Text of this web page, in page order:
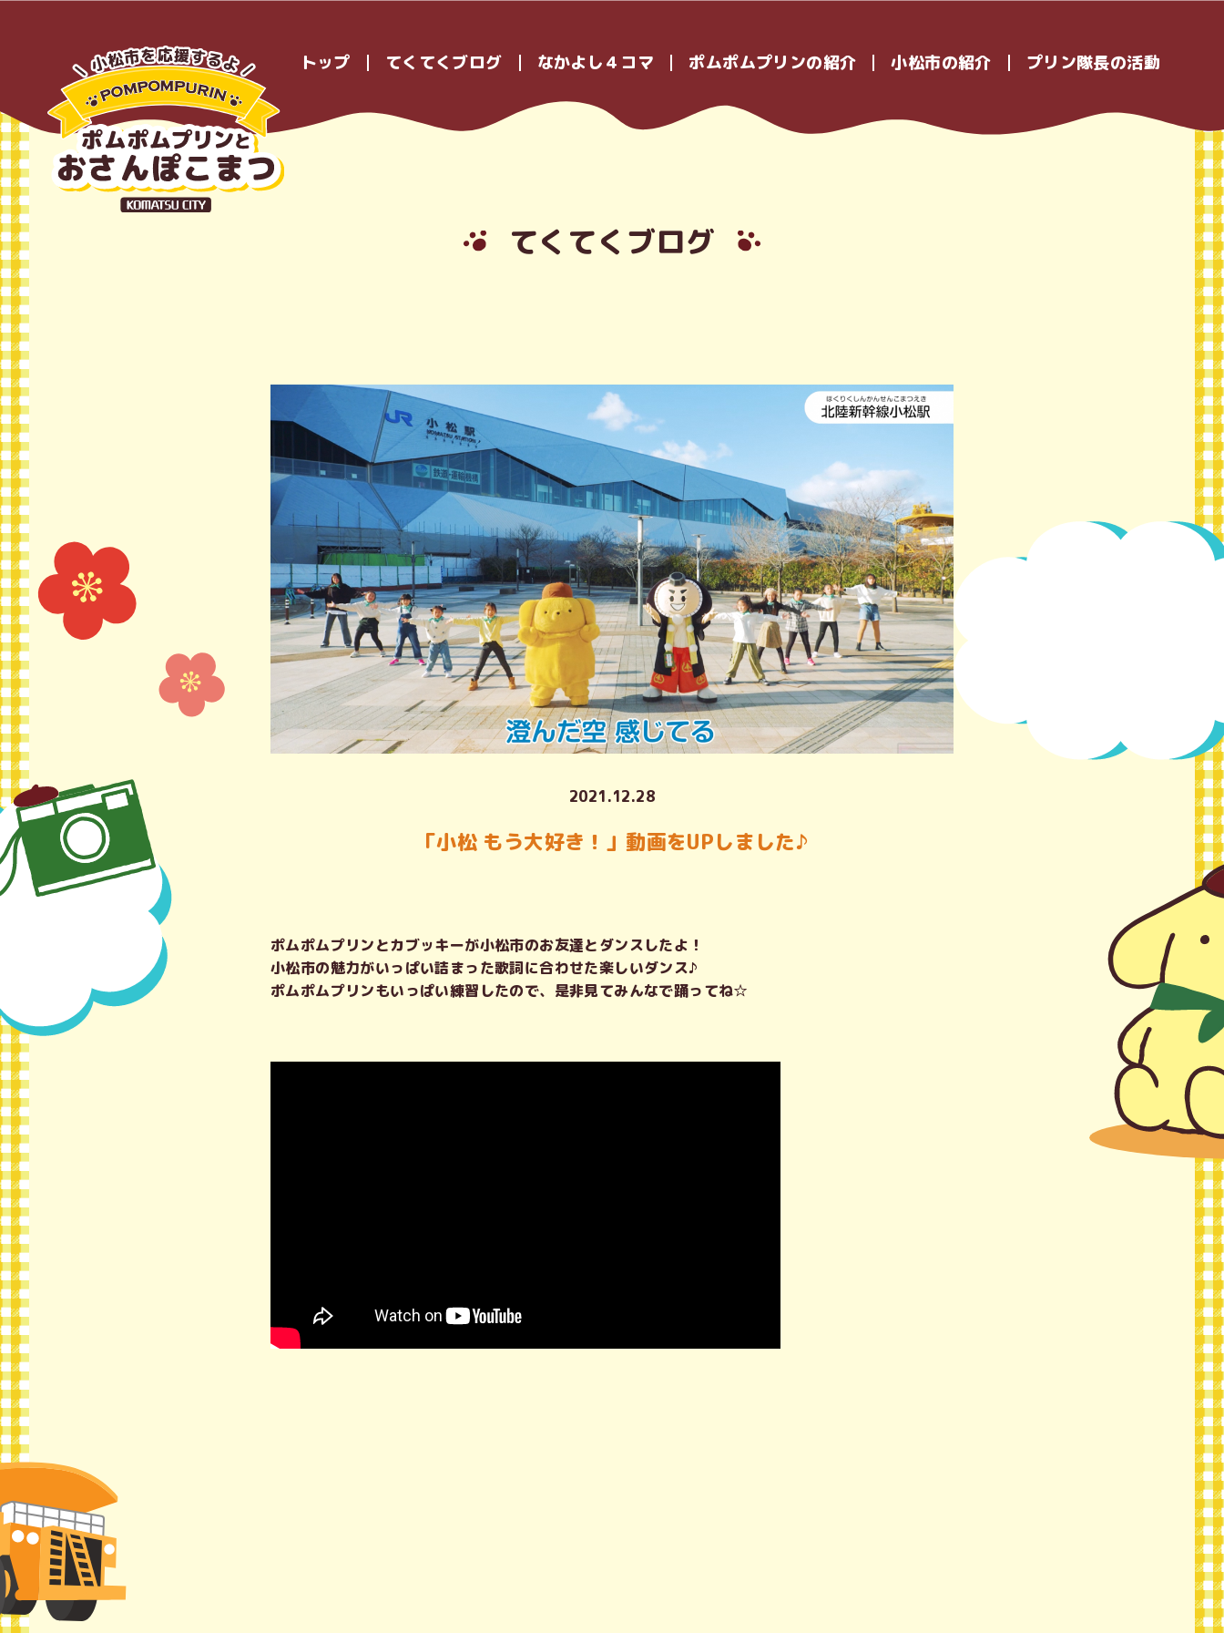
トップ てくてくブログ なかよし４コマ ポムポムプリンの紹介 小松市の紹介 プリン隊長の活動
てくてくブログ
2021.12.28
「小松 もう大好き！」動画をUPしました♪
ポムポムプリンとカブッキーが小松市のお友達とダンスしたよ！
小松市の魅力がいっぱい詰まった歌詞に合わせた楽しいダンス♪
ポムポムプリンもいっぱい練習したので、是非見てみんなで踊ってね☆